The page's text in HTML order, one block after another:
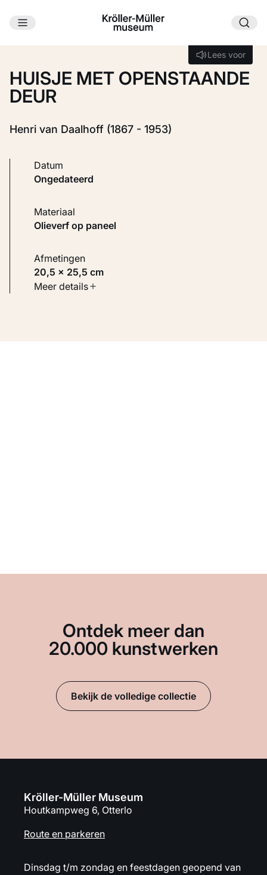
Ga naar hoofdinhoud
Lees voor
Lees voor
HUISJE MET OPENSTAANDE
DEUR
Henri van Daalhoff (1867 - 1953)
Datum
ongedateerd
Materiaal
Olieverf op paneel
Afmetingen
20,5 × 25,5 cm
Soort werk
Meer details
Ontdek meer dan
20.000 kunstwerken
Bekijk de volledige collectie
Kröller-Müller Museum
Houtkampweg 6, Otterlo
Route en parkeren
Dinsdag t/m zondag en feestdagen geopend van